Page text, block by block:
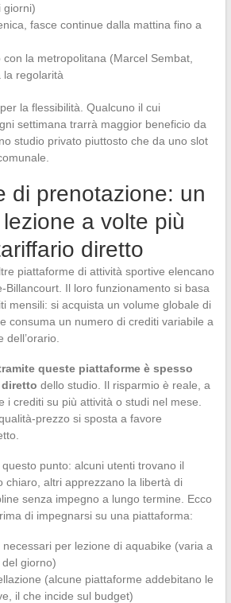
giorni)
fasce continue dalla mattina fino a
la metropolitana (Marcel Sembat,
la regolarità
la flessibilità. Qualcuno il cui
settimana trarrà maggior beneficio da
studio privato piuttosto che da uno slot
di prenotazione: un
a volte più
diretto
piattaforme di attività sportive elencano
Billancourt. Il loro funzionamento si basa
mensili: si acquista un volume globale di
consuma un numero di crediti variabile a
queste piattaforme è spesso
dello studio. Il risparmio è reale, a
i crediti su più attività o studi nel mese.
prezzo si sposta a favore
punto: alcuni utenti trovano il
chiaro, altri apprezzano la libertà di
senza impegno a lungo termine. Ecco
di impegnarsi su una piattaforma:
per lezione di aquabike (varia a
del giorno)
(alcune piattaforme addebitano le
il che incide sul budget)